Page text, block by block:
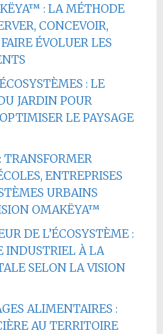
: LA MÉTHODE
CONCEVOIR,
ÉVOLUER LES
: LE
JARDIN POUR
LE PAYSAGE
TRANSFORMER
ENTREPRISES
URBAINS
OMAKËYA™
DE L’ÉCOSYSTÈME :
INDUSTRIEL À LA
SELON LA VISION
ALIMENTAIRES :
AU TERRITOIRE